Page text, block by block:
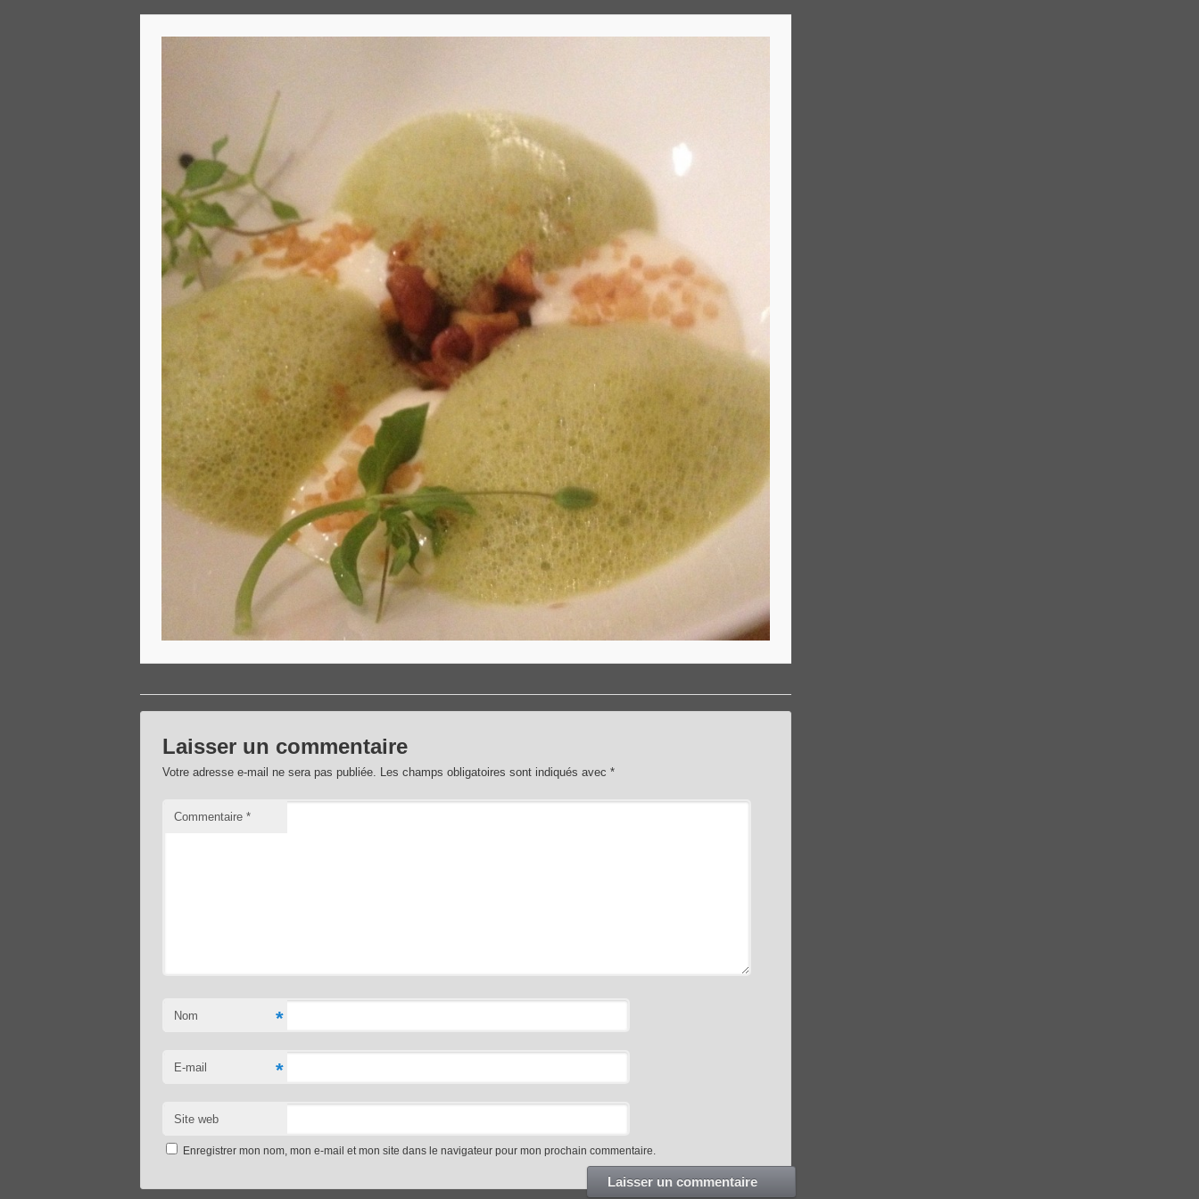
Laisser un commentaire
Votre adresse e-mail ne sera pas publiée. Les champs obligatoires sont indiqués avec*
Commentaire*
Nom *
E-mail *
Site web
Enregistrer mon nom, mon e-mail et mon site dans le navigateur pour mon prochain commentaire.